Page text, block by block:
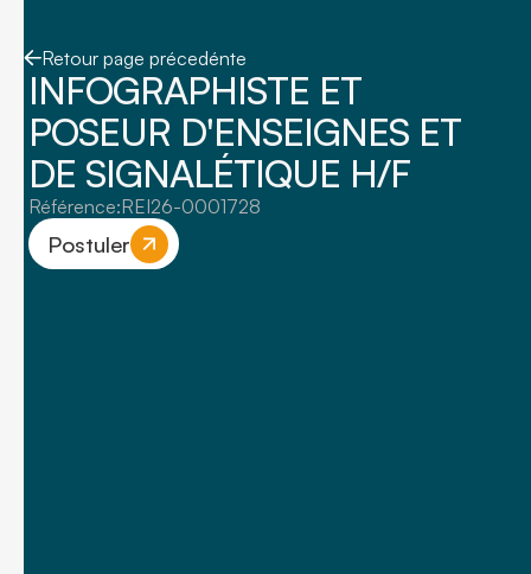
Retour page précedénte
INFOGRAPHISTE ET
POSEUR D'ENSEIGNES ET
DE SIGNALÉTIQUE H/F
Référence:REI26-0001728
Postuler